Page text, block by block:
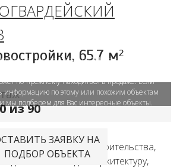
65.7 м2
в архиве или продан
объекта в базе сайта LifeDeluxe.ru означает,
по-прежнему находиться в продаже. Если
информацию по этому или похожим объектам
и мы подберем для Вас интересные объекты.
ЗАЯВКУ НА
ПОДБОР ОБЪЕКТА
из 90
градостроительства,
взгляд на архитектуру,